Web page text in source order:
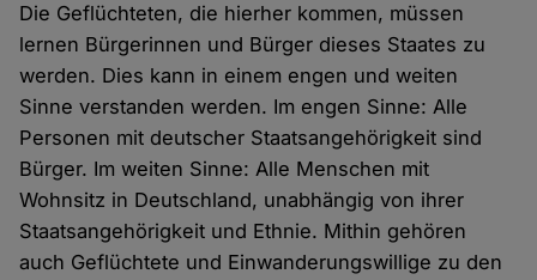
Die Geflüchteten, die hierher kommen, müssen
lernen Bürgerinnen und Bürger dieses Staates zu
werden. Dies kann in einem engen und weiten
Sinne verstanden werden. Im engen Sinne: Alle
Personen mit deutscher Staatsangehörigkeit sind
Bürger. Im weiten Sinne: Alle Menschen mit
Wohnsitz in Deutschland, unabhängig von ihrer
Staatsangehörigkeit und Ethnie. Mithin gehören
auch Geflüchtete und Einwanderungswillige zu den